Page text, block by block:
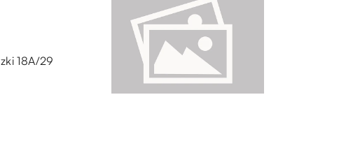
18A/29